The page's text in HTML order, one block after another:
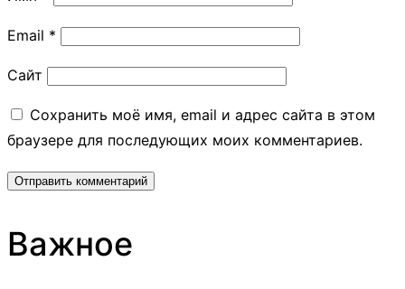
Email *
Сайт
Сохранить моё имя, email и адрес сайта в этом
браузере для последующих моих комментариев.
Важное